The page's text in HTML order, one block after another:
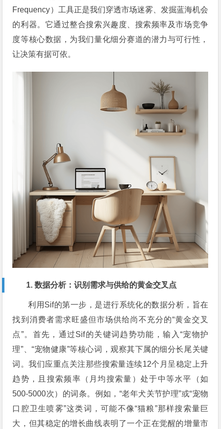
Frequency）工具正是我们穿透市场迷雾、发掘蓝海机会
的利器。它通过整合搜索兴趣度、搜索频率及市场竞争
度等核心数据，为我们量化细分赛道的潜力与可行性，
让决策有据可依。
1. 数据分析：识别需求与供给的黄金交叉点
利用Sif的第一步，是进行系统化的数据分析，旨在
找到消费者需求旺盛但市场供给尚不充分的“黄金交叉
点”。首先，通过Sif的关键词趋势功能，输入“宠物护
理”、“宠物健康”等核心词，观察其下属的细分长尾关键
词。我们应重点关注那些搜索量连续12个月呈稳定上升
趋势，且搜索频率（月均搜索量）处于中等水平（如
500-5000次）的词条。例如，“老年犬关节护理”或“宠物
口腔卫生喷雾”这类词，可能不像“猫粮”那样搜索量巨
大，但其稳定的增长曲线表明了一个正在觉醒的增量市